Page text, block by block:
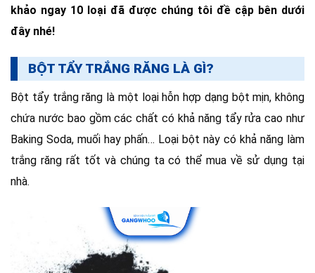
khảo ngay 10 loại đã được chúng tôi đề cập bên dưới
đây nhé!
BỘT TẨY TRẮNG RĂNG LÀ GÌ?
Bột tẩy trắng răng là một loại hỗn hợp dạng bột mịn, không
chứa nước bao gồm các chất có khả năng tẩy rửa cao như
Baking Soda, muối hay phấn… Loại bột này có khả năng làm
trắng răng rất tốt và chúng ta có thể mua về sử dụng tại
nhà.